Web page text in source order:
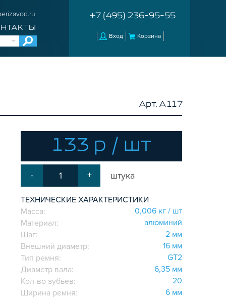
+7 (495) 236-95-55
Вход Корзина
Арт. A117
133 р / шт
- + штука
ТЕХНИЧЕСКИЕ ХАРАКТЕРИСТИКИ
Масса:
0,006 кг / шт
Материал:
aлюминий
Шаг:
2 мм
Внешний диаметр:
16 мм
Тип ремня:
GT2
Диаметр вала:
6,35 мм
Кол-во зубьев:
20
Ширина ремня:
6 мм